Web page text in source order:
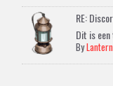
RE:
Dit is
ByLantern